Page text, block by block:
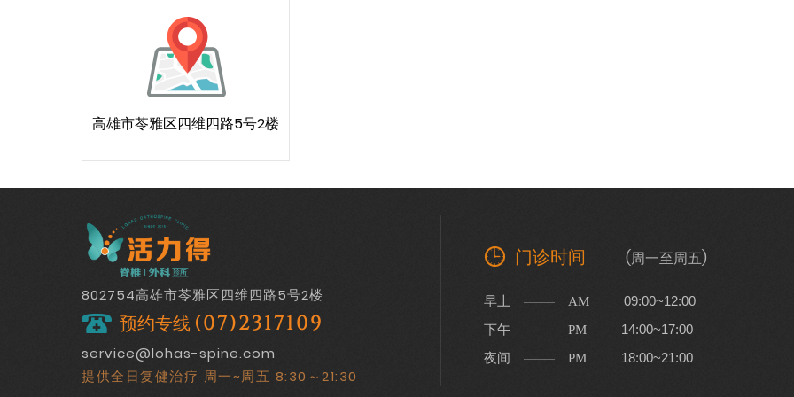
高雄市苓雅区四维四路5号2楼
802754高雄市苓雅区四维四路5号2楼
预约专线 (07)2317109
service@lohas-spine.com
提供全日复健治疗 周一~周五 8:30～21:30
门诊时间 (周一至周五)
早上 AM 09:00~12:00
下午 PM 14:00~17:00
夜间 PM 18:00~21:00